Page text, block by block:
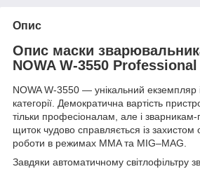
Опис
Опис маски
NOWA W-3550 Professional
NOWA W-3550 — унікальний екземпляр
категорії. Демократична вартість
тільки професіоналам, але і
щиток чудово справляється із захистом
роботи в режимах MMA та MIG–MAG.
Завдяки автоматичному світлофільтру